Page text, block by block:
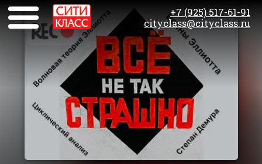
+7 (925) 517-61-91
cityclass@cityclass.ru